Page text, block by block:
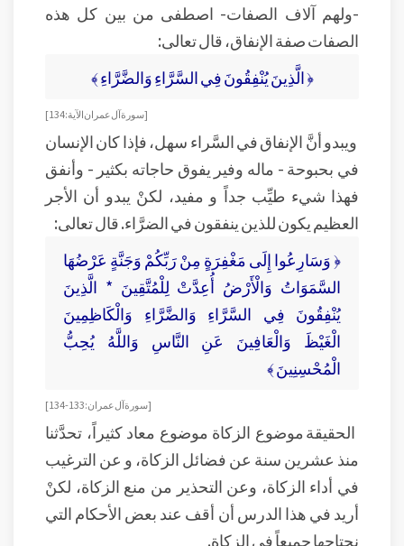
-ولهم آلاف الصفات- اصطفى من بين كل هذه
الصفات صفة الإنفاق، قال تعالى:
﴿ الَّذِينَ يُنْفِقُونَ فِي السَّرَّاءِ وَالضَّرَّاءِ ﴾
[ سورة آل عمران الآية: 134 ]
ويبدو أنَّ الإنفاق في السَّراء سهل، فإذا كان الإنسان
في بحبوحة - ماله وفير يفوق حاجاته بكثير - وأنفق
فهذا شيء طيِّب جداً و مفيد، لكنْ يبدو أن الأجر
العظيم يكون للذين ينفقون في الضرَّاء. قال تعالى:
﴿ وَسَارِعُوا إِلَى مَغْفِرَةٍ مِنْ رَبِّكُمْ وَجَنَّةٍ عَرْضُهَا
السَّمَوَاتُ وَالْأَرْضُ أُعِدَّتْ لِلْمُتَّقِينَ * الَّذِينَ
يُنْفِقُونَ فِي السَّرَّاءِ وَالضَّرَّاءِ وَالْكَاظِمِينَ
الْغَيْظَ وَالْعَافِينَ عَنِ النَّاسِ وَاللَّهُ يُحِبُّ
الْمُحْسِنِينَ ﴾
[ سورة آل عمران:133- 134]
الحقيقة موضوع الزكاة موضوع معاد كثيراً، تحدَّثنا
منذ عشرين سنة عن فضائل الزكاة، و عن الترغيب
في أداء الزكاة، وعن التحذير من منع الزكاة، لكنْ
أريد في هذا الدرس أن أقف عند بعض الأحكام التي
نحتاجها جميعاً في الزكاة.